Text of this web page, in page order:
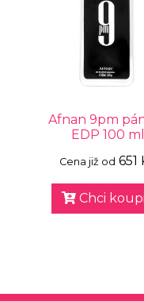
Afnan 9pm
EDP 100 ml
Cena již od 651
Chci